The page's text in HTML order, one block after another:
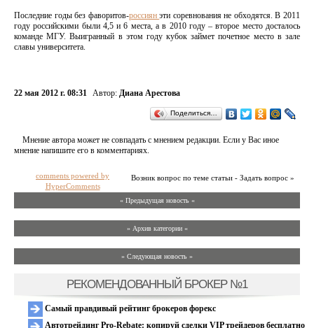
Последние годы без фаворитов-россиянэти соревнования не обходятся. В 2011
году российскими были 4,5 и 6 места, а в 2010 году – второе место досталось
команде МГУ. Выигранный в этом году кубок займет почетное место в зале
славы университета.
22 мая 2012 г. 08:31 Автор: Диана Арестова
Поделиться…
Мнение автора может не совпадать с мнением редакции. Если у Вас иное
мнение напишите его в комментариях.
Возник вопрос по теме статьи - Задать вопрос »
comments powered by
HyperComments
« Предыдущая новость «
» Архив категории «
» Следующая новость »
РЕКОМЕНДОВАННЫЙ БРОКЕР №1
Самый правдивый рейтинг брокеров форекс
Автотрейдинг Pro-Rebate: копируй сделки VIP трейдеров бесплатно